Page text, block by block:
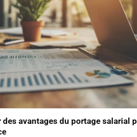
avantages du portage salarial